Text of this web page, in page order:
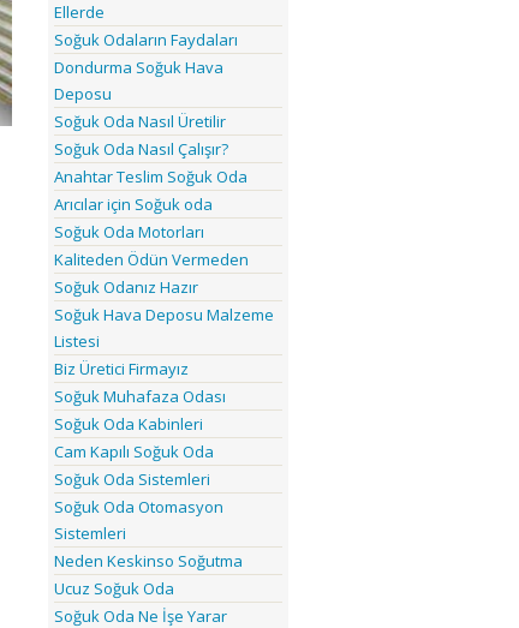
Ellerde
Soğuk Odaların Faydaları
Dondurma Soğuk Hava
Deposu
Soğuk Oda Nasıl Üretilir
Soğuk Oda Nasıl Çalışır?
Anahtar Teslim Soğuk Oda
Arıcılar için Soğuk oda
Soğuk Oda Motorları
Kaliteden Ödün Vermeden
Soğuk Odanız Hazır
Soğuk Hava Deposu Malzeme
Listesi
Biz Üretici Firmayız
Soğuk Muhafaza Odası
Soğuk Oda Kabinleri
Cam Kapılı Soğuk Oda
Soğuk Oda Sistemleri
Soğuk Oda Otomasyon
Sistemleri
Neden Keskinso Soğutma
Ucuz Soğuk Oda
Soğuk Oda Ne İşe Yarar